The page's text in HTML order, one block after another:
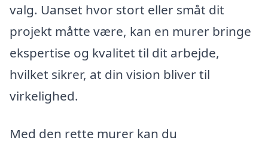
valg. Uanset hvor stort eller småt dit
projekt måtte være, kan en murer bringe
ekspertise og kvalitet til dit arbejde,
hvilket sikrer, at din vision bliver til
virkelighed.
Med den rette murer kan du